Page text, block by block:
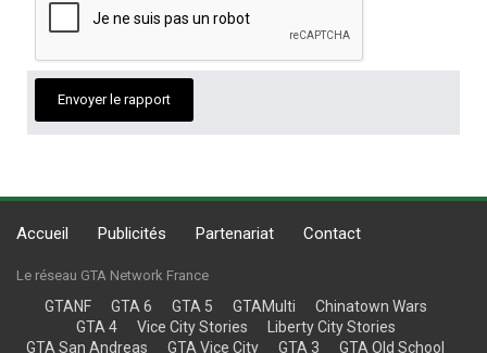
Envoyer le rapport
Accueil Publicités Partenariat Contact
Le réseau GTA Network France
GTANF GTA 6 GTA 5 GTAMulti
Chinatown Wars
GTA 4
Vice City Stories
Liberty City Stories
GTA San Andreas
GTA Vice City GTA 3 GTA Old School